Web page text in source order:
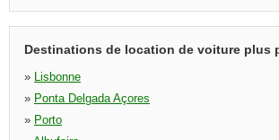
Destinations de location de voiture plus
» Lisbonne
» Ponta Delgada Açores
» Porto